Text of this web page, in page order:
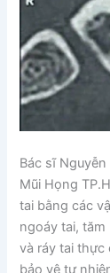
Bác sĩ
Mũi Họng
tai bằng các
ngoáy tai,
và ráy tai thực
bảo vệ tự